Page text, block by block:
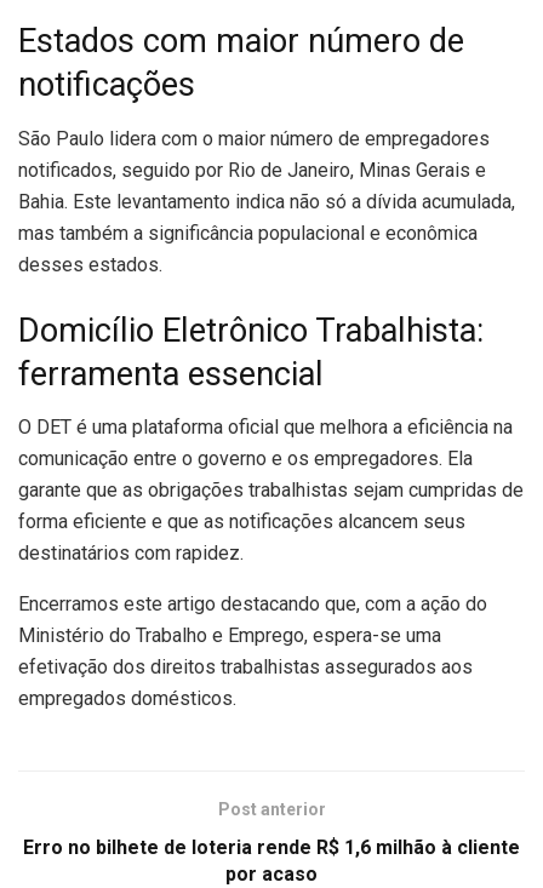
Estados com maior número de
notificações
São Paulo lidera com o maior número de empregadores
notificados, seguido por Rio de Janeiro, Minas Gerais e
Bahia. Este levantamento indica não só a dívida acumulada,
mas também a significância populacional e econômica
desses estados.
Domicílio Eletrônico Trabalhista:
ferramenta essencial
O DET é uma plataforma oficial que melhora a eficiência na
comunicação entre o governo e os empregadores. Ela
garante que as obrigações trabalhistas sejam cumpridas de
forma eficiente e que as notificações alcancem seus
destinatários com rapidez.
Encerramos este artigo destacando que, com a ação do
Ministério do Trabalho e Emprego, espera-se uma
efetivação dos direitos trabalhistas assegurados aos
empregados domésticos.
Post anterior
Erro no bilhete de loteria rende R$ 1,6 milhão à cliente
por acaso